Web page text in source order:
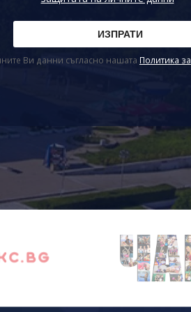
Ви данни съгласно нашата Политика за